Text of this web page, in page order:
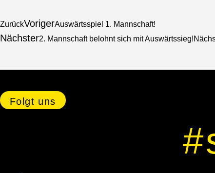
ZurückVorigerAuswärtsspiel 1. Mannschaft!
Nächster2. Mannschaft belohnt sich mit Auswärtssieg!
Folgt uns